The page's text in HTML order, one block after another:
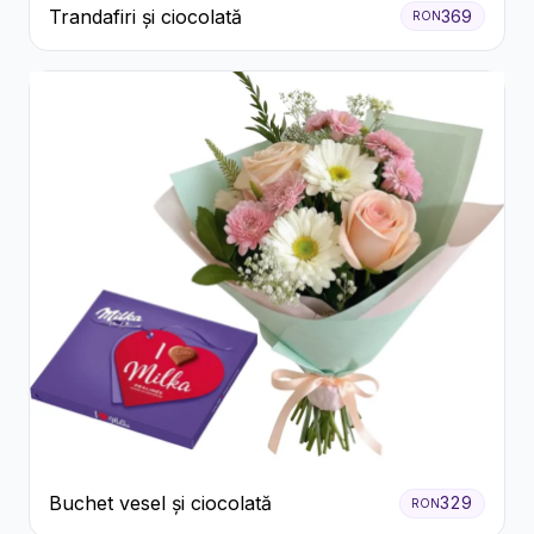
Trandafiri și ciocolată RON369
Buchet vesel și ciocolată RON329